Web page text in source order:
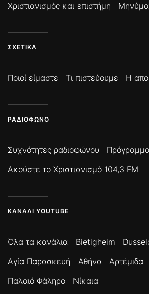
Χριστιανισμός και επιστήμη
ΣΧΕΤΙΚΆ
Ποιοί είμαστε Τι πιστεύουμε Η
ΡΑΔΙΌΦΩΝΟ
Συχνότητες ραδιοφώνου
Ακούστε το Χριστιανισμό 104,3 FM
ΚΑΝΆΛΙ YOUTUBE
Όλα τα κανάλια Bietigheim
Αγία Παρασκευή
Αθήνα Αρτέμιδα
Παλαιό Φάληρο
Νίκαια